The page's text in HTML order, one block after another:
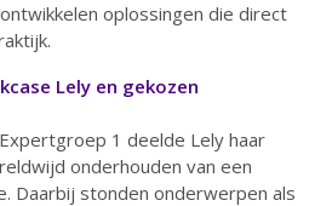
oplossingen die direct
Lely en gekozen
1 deelde Lely haar
onderhouden van een
Daarbij stonden onderwerpen als